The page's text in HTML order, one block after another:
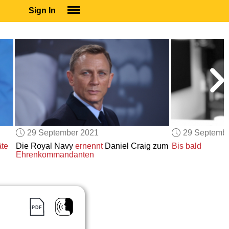
Sign In
SUBSCRIBE
EDUCATIONAL LICENSES
GIFT CARDS
OTHER LANGUAGES
ABOUT US
ALEXA
ADJUST COLORS
29 September 2021
Die Royal Navy ernenntDaniel Craig zum
Ehrenkommandanten
29
Bis bald